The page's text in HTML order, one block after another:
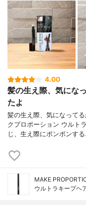
4.00
髪の生え際、気にな
たよ
髪の生え際、気になって
クプロポーション ウルト
じ、生え際にポンポンす
MAKE
ウルトラキープヘ